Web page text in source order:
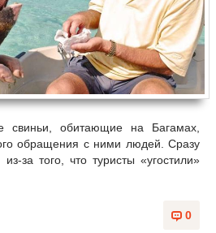
свиньи, обитающие на Багамах,
обращения с ними людей. Сразу
за того, что туристы «угостили»
0